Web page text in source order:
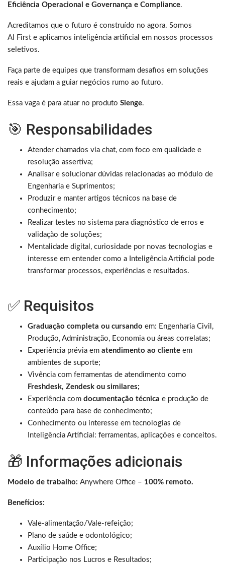
Eficiência Operacional e Governança e Compliance.
Acreditamos que o futuro é construído no agora. Somos
AI First e aplicamos inteligência artificial em nossos processos
seletivos.
Faça parte de equipes que transformam desafios em soluções
reais e ajudam a guiar negócios rumo ao futuro.
Essa vaga é para atuar no produto Sienge.
🎯 Responsabilidades
Atender chamados via chat, com foco em qualidade e
resolução assertiva;
Analisar e solucionar dúvidas relacionadas ao módulo de
Engenharia e Suprimentos;
Produzir e manter artigos técnicos na base de
conhecimento;
Realizar testes no sistema para diagnóstico de erros e
validação de soluções;
Mentalidade digital, curiosidade por novas tecnologias e
interesse em entender como a Inteligência Artificial pode
transformar processos, experiências e resultados.
✅ Requisitos
Graduação completa ou cursando em: Engenharia Civil,
Produção, Administração, Economia ou áreas correlatas;
Experiência prévia em atendimento ao cliente em
ambientes de suporte;
Vivência com ferramentas de atendimento como
Freshdesk, Zendesk ou similares;
Experiência com documentação técnica e produção de
conteúdo para base de conhecimento;
Conhecimento ou interesse em tecnologias de
Inteligência Artificial: ferramentas, aplicações e conceitos.
🎁 Informações adicionais
Modelo de trabalho: Anywhere Office – 100% remoto.
Benefícios:
Vale-alimentação/Vale-refeição; ​
Plano de saúde e odontológico; ​
Auxílio Home Office;
Participação nos Lucros e Resultados; ​